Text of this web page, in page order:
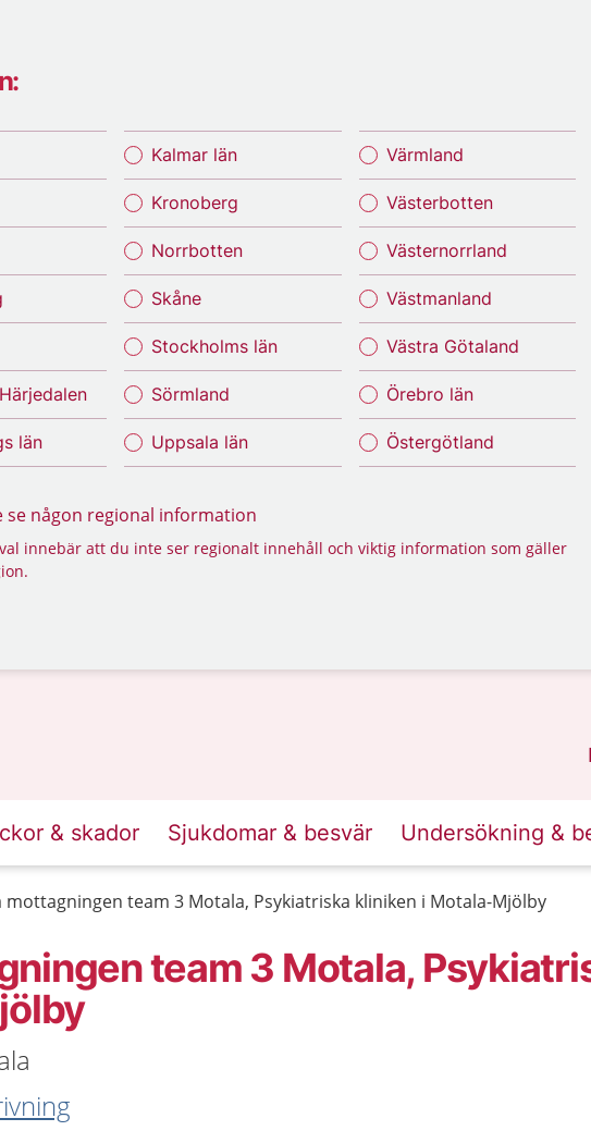
län
Kalmar län
Kronoberg
Norrbotten
Skåne
Stockholms län
Sörmland
Uppsala län
Värmland
Västerbotten
Västernorrland
Västmanland
Västra Götaland
Örebro län
Östergötland
se någon regional information
innebär att du inte ser regionalt innehåll och viktig information som gäller
& skador Sjukdomar & besvär Undersökning &
mottagningen team 3 Motala, Psykiatriska kliniken i Motala-Mjölby
team 3 Motala,